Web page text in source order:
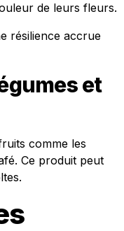
de leurs fleurs.
résilience accrue
et
comme les
Ce produit peut